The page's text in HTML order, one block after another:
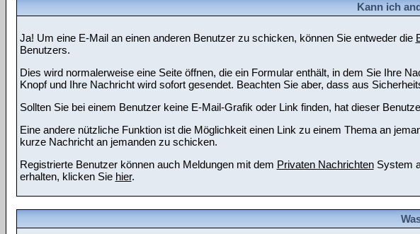
Kann ich
Ja! Um eine E-Mail an einen anderen Benutzer zu schicken, können Sie entweder die
Benutzers.
Dies wird normalerweise eine Seite öffnen, die ein Formular enthält, in dem Sie Ihre
Knopf und Ihre Nachricht wird sofort gesendet. Beachten Sie aber, dass aus
Sollten Sie bei einem Benutzer keine E-Mail-Grafik oder Link finden, hat dieser
Eine andere nützliche Funktion ist die Möglichkeit einen Link zu einem Thema an
kurze Nachricht an jemanden zu schicken.
Registrierte Benutzer können auch Meldungen mit dem Privaten NachrichtenSystem
erhalten, klicken Sie hier.